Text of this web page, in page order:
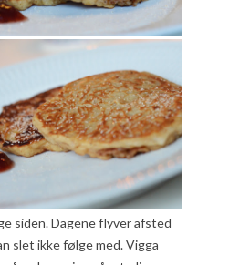
siden. Dagene flyver afsted
slet ikke følge med. Vigga